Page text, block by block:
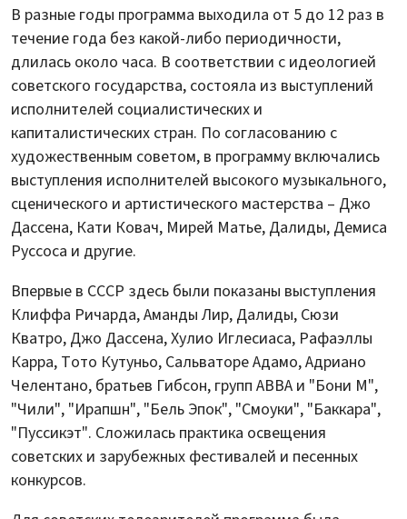
В разные годы программа выходила от 5 до 12 раз в
течение года без какой-либо периодичности,
длилась около часа. В соответствии с идеологией
советского государства, состояла из выступлений
исполнителей социалистических и
капиталистических стран. По согласованию с
художественным советом, в программу включались
выступления исполнителей высокого музыкального,
сценического и артистического мастерства – Джо
Дассена, Кати Ковач, Мирей Матье, Далиды, Демиса
Руссоса и другие.
Впервые в СССР здесь были показаны выступления
Клиффа Ричарда, Аманды Лир, Далиды, Сюзи
Кватро, Джо Дассена, Хулио Иглесиаса, Рафаэллы
Карра, Тото Кутуньо, Сальваторе Адамо, Адриано
Челентано, братьев Гибсон, групп ABBA и "Бони М",
"Чили", "Ирапшн", "Бель Эпок", "Смоуки", "Баккара",
"Пуссикэт". Сложилась практика освещения
советских и зарубежных фестивалей и песенных
конкурсов.